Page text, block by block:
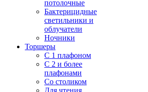
потолочные
Бактерицидные
светильники и
облучатели
Ночники
Торшеры
С 1 плафоном
С 2 и более
плафонами
Со столиком
Для чтения